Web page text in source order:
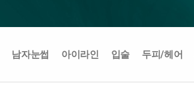
남자눈썹 아이라인 입술 두피/헤어